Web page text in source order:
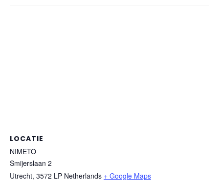
LOCATIE
NIMETO
Smijerslaan 2
Utrecht, 3572 LP Netherlands + Google Maps